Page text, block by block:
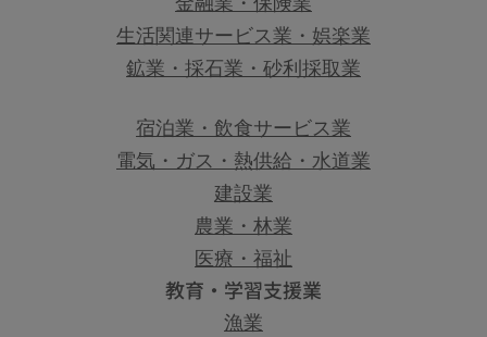
生活関連サービス業・娯楽業
鉱業・採石業・砂利採取業
宿泊業・飲食サービス業
電気・ガス・熱供給・水道業
建設業
農業・林業
医療・福祉
教育・学習支援業
漁業